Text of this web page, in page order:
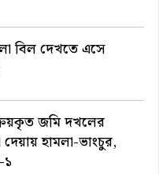
বিল দেখতে এসে
জমি দখলের
দেয়ায় হামলা-ভাংচুর,